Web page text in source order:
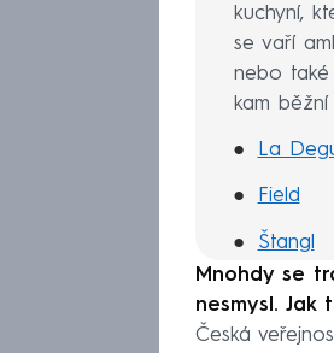
kuchyní,
se vaří
nebo také
kam
La
Field
Štangl
Levitate
Mnohdy se
nesmysl. Jak
Česká